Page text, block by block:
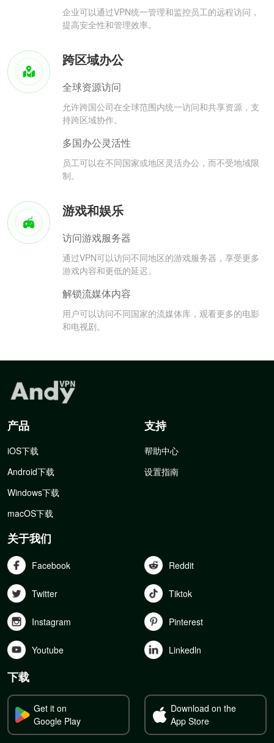
企业可以通过VPN统一管理和监控员工的远程访问，
提高安全性和管理效率。
跨区域办公
全球资源访问
允许跨国公司在全球范围内统一访问和共享资源，支
持跨区域协作。
多国办公灵活性
员工可以在不同国家或地区灵活办公，而不受地域限
制。
游戏和娱乐
访问游戏服务器
通过VPN可以访问不同地区的游戏服务器，享受更多
游戏内容和更低的延迟。
解锁流媒体内容
用户可以访问不同国家的流媒体库，观看更多的电影
和电视剧。
产品
iOS下载
Android下载
Windows下载
macOS下载
支持
帮助中心
设置指南
关于我们
Facebook Reddit
Twitter Tiktok
Instagram Pinterest
Youtube Linkedln
下载
Get it on
Google Play
Download on the
App Store